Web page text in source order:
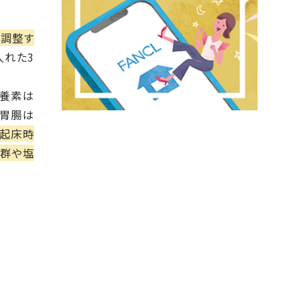
整す
れた3
素は
腸は
床時
や塩